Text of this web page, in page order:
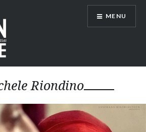
MENU
Riondino